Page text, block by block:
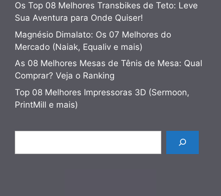
Os Top 08 Melhores Transbikes de Teto: Leve
Sua Aventura para Onde Quiser!
Magnésio Dimalato: Os 07 Melhores do
Mercado (Naiak, Equaliv e mais)
As 08 Melhores Mesas de Tênis de Mesa: Qual
Comprar? Veja o Ranking
Top 08 Melhores Impressoras 3D (Sermoon,
PrintMill e mais)